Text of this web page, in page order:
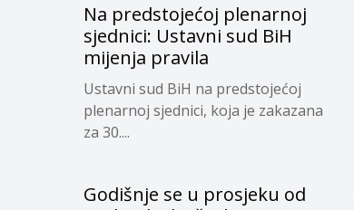
Na predstojećoj plenarnoj
sjednici: Ustavni sud BiH
mijenja pravila
Ustavni sud BiH na predstojećoj
plenarnoj sjednici, koja je zakazana
za 30....
Godišnje se u prosjeku od